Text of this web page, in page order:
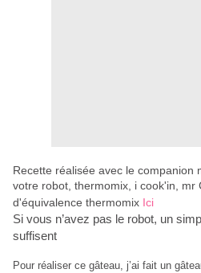
Recette réalisée avec le companion
votre robot, thermomix, i cook'in, mr
d'équivalence thermomix Ici
Si vous n’avez pas le robot, un
suffisent
Pour réaliser ce gâteau, j’ai fait un